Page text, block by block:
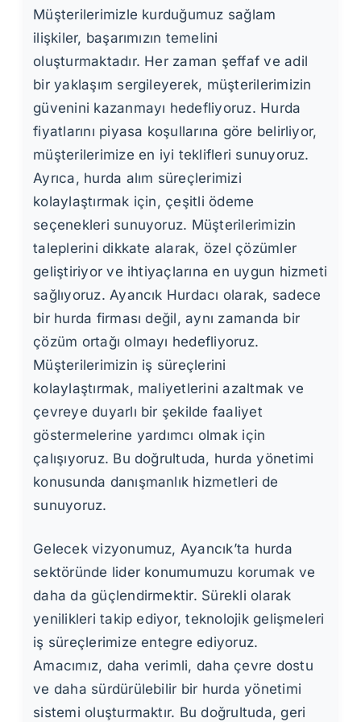
Müşterilerimizle kurduğumuz sağlam
ilişkiler, başarımızın temelini
oluşturmaktadır. Her zaman şeffaf ve adil
bir yaklaşım sergileyerek, müşterilerimizin
güvenini kazanmayı hedefliyoruz. Hurda
fiyatlarını piyasa koşullarına göre belirliyor,
müşterilerimize en iyi teklifleri sunuyoruz.
Ayrıca, hurda alım süreçlerimizi
kolaylaştırmak için, çeşitli ödeme
seçenekleri sunuyoruz. Müşterilerimizin
taleplerini dikkate alarak, özel çözümler
geliştiriyor ve ihtiyaçlarına en uygun hizmeti
sağlıyoruz. Ayancık Hurdacı olarak, sadece
bir hurda firması değil, aynı zamanda bir
çözüm ortağı olmayı hedefliyoruz.
Müşterilerimizin iş süreçlerini
kolaylaştırmak, maliyetlerini azaltmak ve
çevreye duyarlı bir şekilde faaliyet
göstermelerine yardımcı olmak için
çalışıyoruz. Bu doğrultuda, hurda yönetimi
konusunda danışmanlık hizmetleri de
sunuyoruz.
Gelecek vizyonumuz, Ayancık’ta hurda
sektöründe lider konumumuzu korumak ve
daha da güçlendirmektir. Sürekli olarak
yenilikleri takip ediyor, teknolojik gelişmeleri
iş süreçlerimize entegre ediyoruz.
Amacımız, daha verimli, daha çevre dostu
ve daha sürdürülebilir bir hurda yönetimi
sistemi oluşturmaktır. Bu doğrultuda, geri